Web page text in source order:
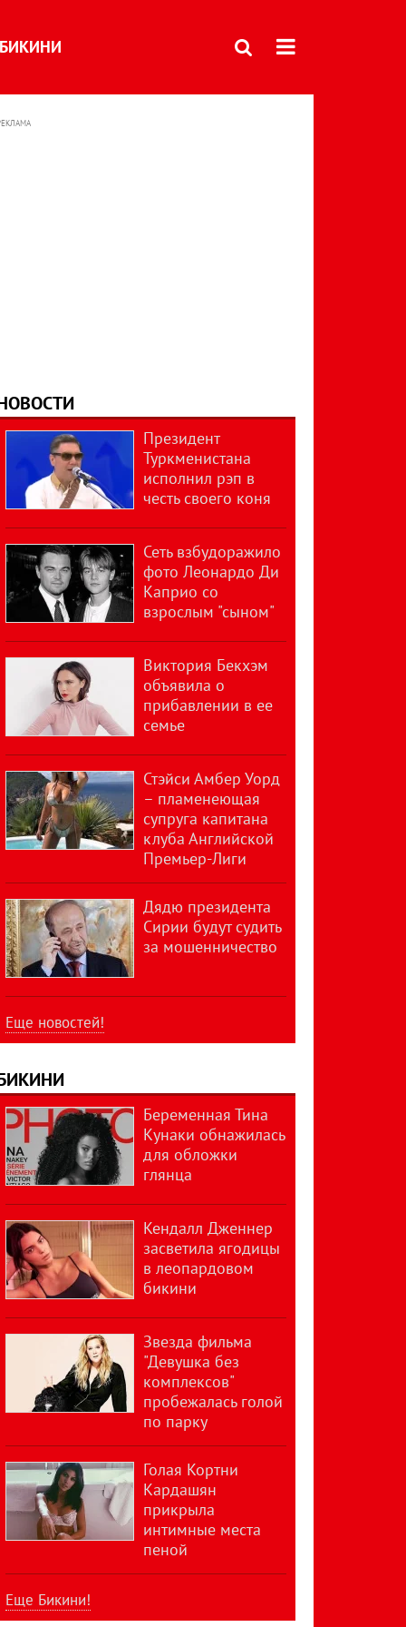
БИКИНИ
Президент
Туркменистана
исполнил рэп в
честь своего коня
Сеть взбудоражило
фото Леонардо Ди
Каприо со
взрослым "сыном"
Виктория Бекхэм
объявила о
прибавлении в ее
семье
Стэйси Амбер Уорд
– пламенеющая
супруга капитана
клуба Английской
Премьер-Лиги
Дядю президента
Сирии будут судить
за мошенничество
Еще новостей!
Беременная Тина
Кунаки обнажилась
для обложки
глянца
Кендалл Дженнер
засветила ягодицы
в леопардовом
бикини
Звезда фильма
"Девушка без
комплексов"
пробежалась голой
по парку
Голая Кортни
Кардашян
прикрыла
интимные места
пеной
Еще Бикини!